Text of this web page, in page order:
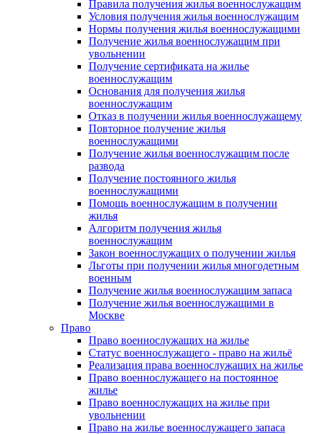
Правила получения жилья военнослужащим
Условия получения жилья военнослужащим
Нормы получения жилья военнослужащими
Получение жилья военнослужащим при
увольнении
Получение сертификата на жилье
военнослужащим
Основания для получения жилья
военнослужащим
Отказ в получении жилья военнослужащему
Повторное получение жилья
военнослужащими
Получение жилья военнослужащим после
развода
Получение постоянного жилья
военнослужащими
Помощь военнослужащим в получении
жилья
Алгоритм получения жилья
военнослужащим
Закон военнослужащих о получении жилья
Льготы при получении жилья многодетным
военным
Получение жилья военнослужащим запаса
Получение жилья военнослужащими в
Москве
Право
Право военнослужащих на жилье
Статус военнослужащего - право на жильё
Реализация права военнослужащих на жилье
Право военнослужащего на постоянное
жилье
Право военнослужащих на жилье при
увольнении
Право на жилье военнослужащего запаса